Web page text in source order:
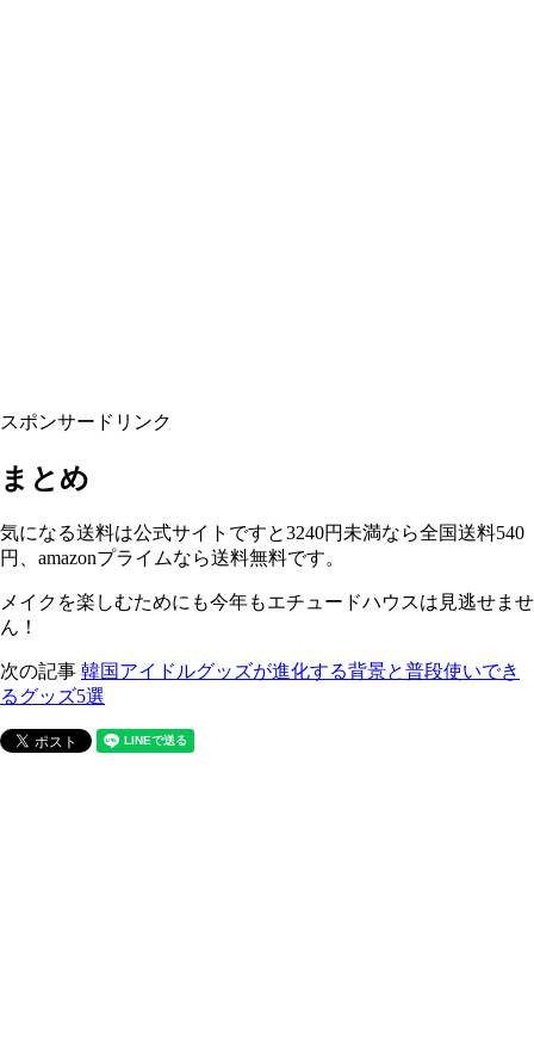
スポンサードリンク
まとめ
気になる送料は公式サイトですと3240円未満なら全国送料540
円、amazonプライムなら送料無料です。
メイクを楽しむためにも今年もエチュードハウスは見逃せませ
ん！
次の記事 韓国アイドルグッズが進化する背景と普段使いでき
るグッズ5選